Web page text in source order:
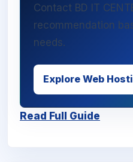
Contact BD IT
recommendation
needs.
Explore Web
Read Full Guide